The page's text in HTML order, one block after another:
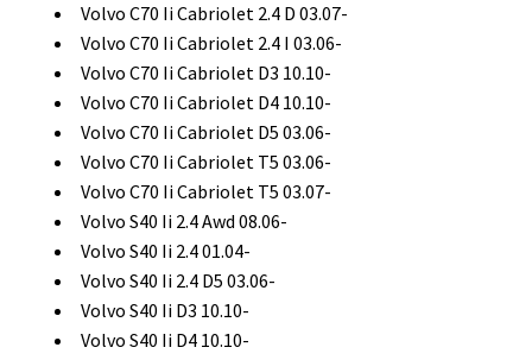
Volvo C70 Ii Cabriolet 2.4 D 03.07-
Volvo C70 Ii Cabriolet 2.4 I 03.06-
Volvo C70 Ii Cabriolet D3 10.10-
Volvo C70 Ii Cabriolet D4 10.10-
Volvo C70 Ii Cabriolet D5 03.06-
Volvo C70 Ii Cabriolet T5 03.06-
Volvo C70 Ii Cabriolet T5 03.07-
Volvo S40 Ii 2.4 Awd 08.06-
Volvo S40 Ii 2.4 01.04-
Volvo S40 Ii 2.4 D5 03.06-
Volvo S40 Ii D3 10.10-
Volvo S40 Ii D4 10.10-